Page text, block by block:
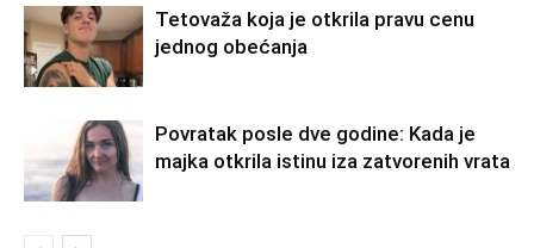
Tetovaža koja je otkrila pravu cenu
jednog obećanja
Povratak posle dve godine: Kada je
majka otkrila istinu iza zatvorenih vrata